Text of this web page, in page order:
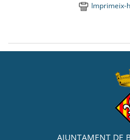
Imprimeix-
AJUNTAMENT DE